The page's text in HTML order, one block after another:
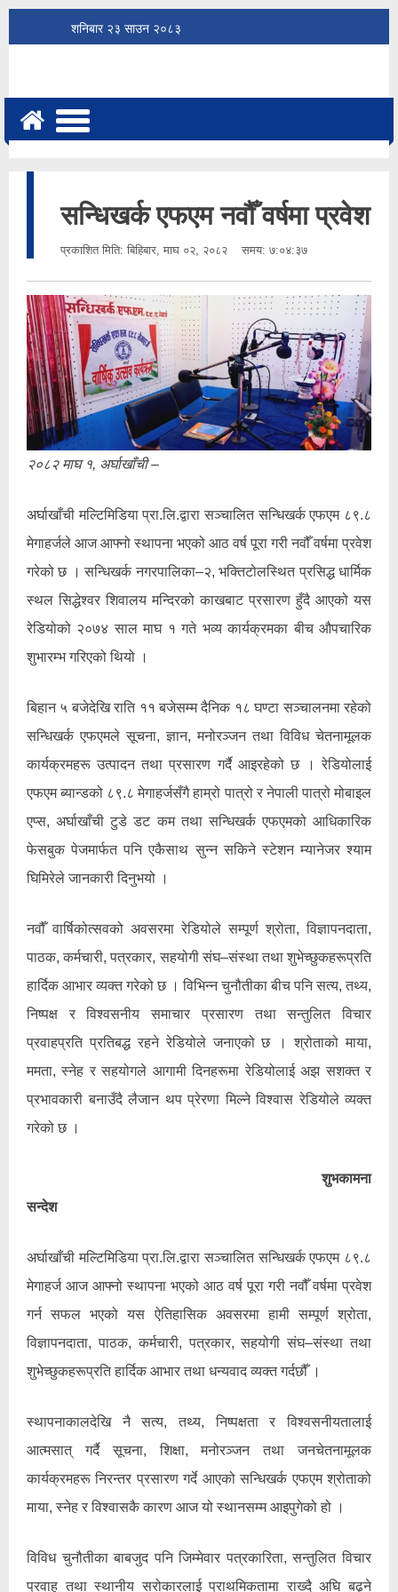
शनिबार २३ साउन २०८३
सन्धिखर्क एफएम नवौँ वर्षमा प्रवेश
प्रकाशित मिति: बिहिबार, माघ ०२, २०८२ समय: ७:०४:३७
२०८२ माघ १, अर्घाखाँची –
अर्घाखाँची मल्टिमिडिया प्रा.लि.द्वारा सञ्चालित सन्धिखर्क एफएम ८९.८
मेगाहर्जले आज आफ्नो स्थापना भएको आठ वर्ष पूरा गरी नवौँ वर्षमा प्रवेश
गरेको छ । सन्धिखर्क नगरपालिका–२, भक्तिटोलस्थित प्रसिद्ध धार्मिक
स्थल सिद्धेश्वर शिवालय मन्दिरको काखबाट प्रसारण हुँदै आएको यस
रेडियोको २०७४ साल माघ १ गते भव्य कार्यक्रमका बीच औपचारिक
शुभारम्भ गरिएको थियो ।
बिहान ५ बजेदेखि राति ११ बजेसम्म दैनिक १८ घण्टा सञ्चालनमा रहेको
सन्धिखर्क एफएमले सूचना, ज्ञान, मनोरञ्जन तथा विविध चेतनामूलक
कार्यक्रमहरू उत्पादन तथा प्रसारण गर्दै आइरहेको छ । रेडियोलाई
एफएम ब्यान्डको ८९.८ मेगाहर्जसँगै हाम्रो पात्रो र नेपाली पात्रो मोबाइल
एप्स, अर्घाखाँची टुडे डट कम तथा सन्धिखर्क एफएमको आधिकारिक
फेसबुक पेजमार्फत पनि एकैसाथ सुन्न सकिने स्टेशन म्यानेजर श्याम
घिमिरेले जानकारी दिनुभयो ।
नवौँ वार्षिकोत्सवको अवसरमा रेडियोले सम्पूर्ण श्रोता, विज्ञापनदाता,
पाठक, कर्मचारी, पत्रकार, सहयोगी संघ–संस्था तथा शुभेच्छुकहरूप्रति
हार्दिक आभार व्यक्त गरेको छ । विभिन्न चुनौतीका बीच पनि सत्य, तथ्य,
निष्पक्ष र विश्वसनीय समाचार प्रसारण तथा सन्तुलित विचार
प्रवाहप्रति प्रतिबद्ध रहने रेडियोले जनाएको छ । श्रोताको माया,
ममता, स्नेह र सहयोगले आगामी दिनहरूमा रेडियोलाई अझ सशक्त र
प्रभावकारी बनाउँदै लैजान थप प्रेरणा मिल्ने विश्वास रेडियोले व्यक्त
गरेको छ ।
शुभकामना
सन्देश
अर्घाखाँची मल्टिमिडिया प्रा.लि.द्वारा सञ्चालित सन्धिखर्क एफएम ८९.८
मेगाहर्ज आज आफ्नो स्थापना भएको आठ वर्ष पूरा गरी नवौँ वर्षमा प्रवेश
गर्न सफल भएको यस ऐतिहासिक अवसरमा हामी सम्पूर्ण श्रोता,
विज्ञापनदाता, पाठक, कर्मचारी, पत्रकार, सहयोगी संघ–संस्था तथा
शुभेच्छुकहरूप्रति हार्दिक आभार तथा धन्यवाद व्यक्त गर्दछौँ ।
स्थापनाकालदेखि नै सत्य, तथ्य, निष्पक्षता र विश्वसनीयतालाई
आत्मसात् गर्दै सूचना, शिक्षा, मनोरञ्जन तथा जनचेतनामूलक
कार्यक्रमहरू निरन्तर प्रसारण गर्दे आएको सन्धिखर्क एफएम श्रोताको
माया, स्नेह र विश्वासकै कारण आज यो स्थानसम्म आइपुगेको हो ।
विविध चुनौतीका बाबजुद पनि जिम्मेवार पत्रकारिता, सन्तुलित विचार
प्रवाह तथा स्थानीय सरोकारलाई प्राथमिकतामा राख्दै अघि बढ्ने